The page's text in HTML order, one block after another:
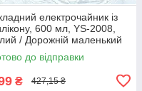
електрочайник із
600 мл, YS-2008,
/ Дорожній маленький
чайник
до відправки
₴ 427,15 ₴